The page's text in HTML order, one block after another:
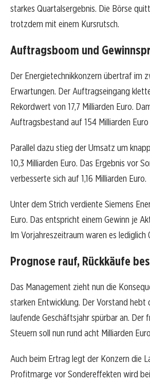
starkes Quartalsergebnis. Die Börse
trotzdem mit einem Kursrutsch.
Auftragsboom und
Der Energietechnikkonzern übertraf im
Erwartungen. Der Auftragseingang
Rekordwert von 17,7 Milliarden Euro.
Auftragsbestand auf 154 Milliarden Euro
Parallel dazu stieg der Umsatz um
10,3 Milliarden Euro. Das Ergebnis vor
verbesserte sich auf 1,16 Milliarden Euro.
Unter dem Strich verdiente Siemens
Euro. Das entspricht einem Gewinn je
Im Vorjahreszeitraum waren es lediglich
Prognose rauf, Rückkäufe
Das Management zieht nun die
starken Entwicklung. Der Vorstand hebt
laufende Geschäftsjahr spürbar an. Der
Steuern soll nun rund acht Milliarden
Auch beim Ertrag legt der Konzern die
Profitmarge vor Sondereffekten wird